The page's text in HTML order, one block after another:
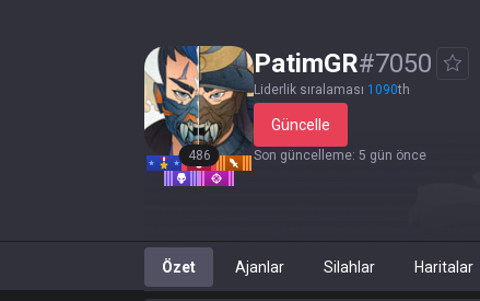
486
PatimGR#7050
Liderlik sıralaması 1090th
Güncelle
Son güncelleme: 5 gün önce
Özet Ajanlar Silahlar Haritalar